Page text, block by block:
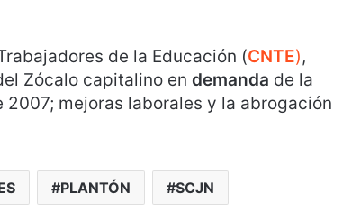
de la Educación (CNTE),
Zócalo capitalino en demanda de la
2007; mejoras laborales y la abrogación
PLANTÓN SCJN